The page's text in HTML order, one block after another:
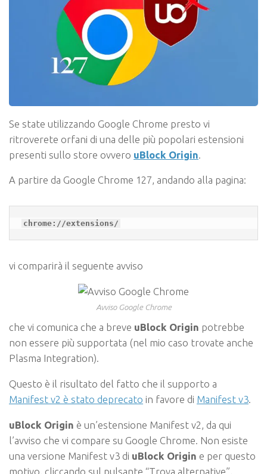
Se state utilizzando Google Chrome presto vi
ritroverete orfani di una delle più popolari estensioni
presenti sullo store ovvero uBlock Origin
A partire da Google Chrome 127, andando alla pagina:
chrome://extensions/
vi comparirà il seguente avviso
Avviso Google Chrome
che vi comunica che a breve uBlock Origin potrebbe
non essere più supportata (nel mio caso trovate anche
Plasma Integration).
Questo è il risultato del fatto che il supporto a
Manifest v2 è stato deprecato in favore di Manifest v3.
uBlock Origin è un’estensione Manifest v2, da qui
l’avviso che vi compare su Google Chrome. Non esiste
una versione Manifest v3 di uBlock Origin e per questo
motivo, cliccando sul pulsante “Trova alternative”,